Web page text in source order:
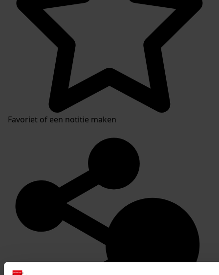
Favoriet of een notitie maken